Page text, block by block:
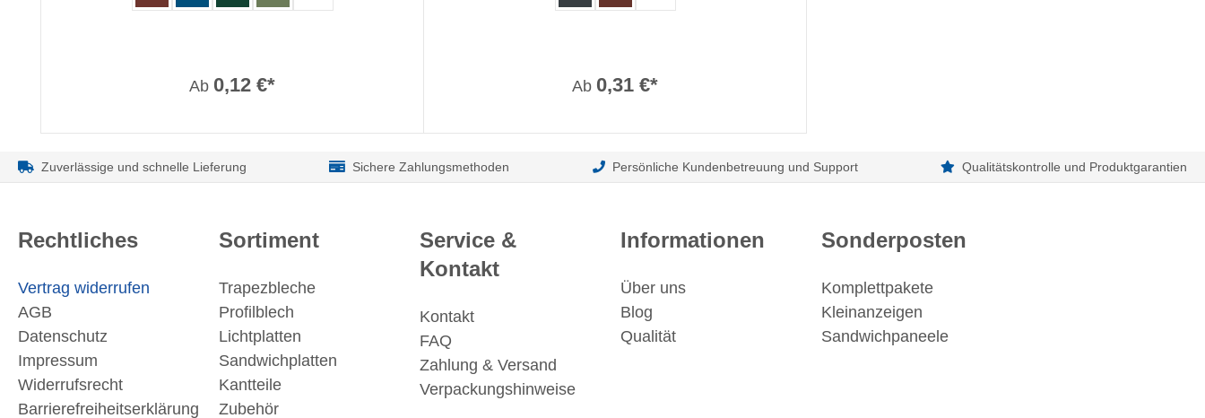
Ab 0,12 €* Ab 0,31 €*
Zuverlässige und schnelle Lieferung Sichere Zahlungsmethoden Persönliche Kundenbetreuung und Support Qualitätskontrolle und Produktgarantien
Rechtliches
Vertrag widerrufen
AGB
Datenschutz
Impressum
Widerrufsrecht
Barrierefreiheitserklärung
Sortiment
Trapezbleche
Profilblech
Lichtplatten
Sandwichplatten
Kantteile
Zubehör
Service &
Kontakt
Kontakt
FAQ
Zahlung & Versand
Verpackungshinweise
Informationen
Über uns
Blog
Qualität
Sonderposten
Komplettpakete
Kleinanzeigen
Sandwichpaneele